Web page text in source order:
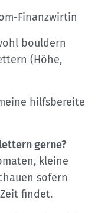
Finanzwirtin
bouldern
(Höhe,
hilfsbereite
gerne?
kleine
sofern
findet.